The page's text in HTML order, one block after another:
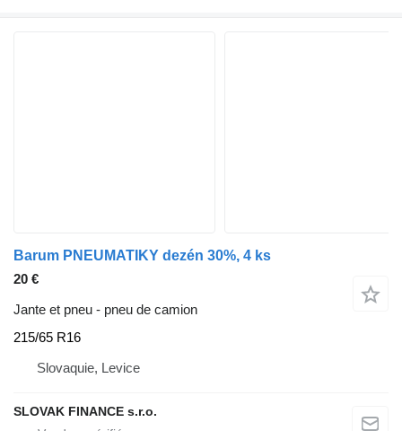
Barum PNEUMATIKY dezén 30%, 4 ks
20 €
Jante et pneu - pneu de camion
215/65 R16
Slovaquie, Levice
SLOVAK FINANCE s.r.o.